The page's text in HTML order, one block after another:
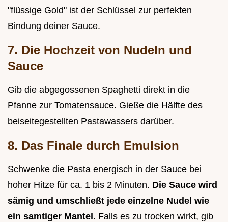
"flüssige Gold" ist der Schlüssel zur perfekten
Bindung deiner Sauce.
7. Die Hochzeit von Nudeln und
Sauce
Gib die abgegossenen Spaghetti direkt in die
Pfanne zur Tomatensauce. Gieße die Hälfte des
beiseitegestellten Pastawassers darüber.
8. Das Finale durch Emulsion
Schwenke die Pasta energisch in der Sauce bei
hoher Hitze für ca. 1 bis 2 Minuten. Die Sauce wird
sämig und umschließt jede einzelne Nudel wie
ein samtiger Mantel. Falls es zu trocken wirkt, gib